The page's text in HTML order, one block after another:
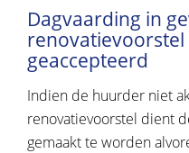
Dagvaarding in
geaccepteerd
Indien de huurder niet
renovatievoorstel dient
gemaakt te worden